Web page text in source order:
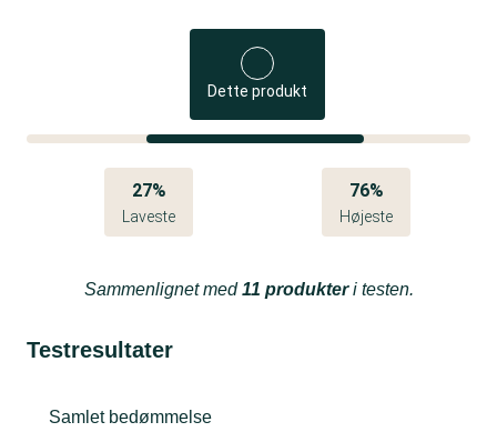
Dette produkt
27%
Laveste
76%
Højeste
Sammenlignet med11 produkteri testen.
Testresultater
Samlet bedømmelse